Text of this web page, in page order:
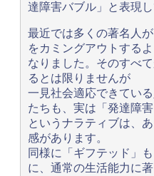
達障害バブル」と表現し
最近では多くの著名人
をカミングアウトする
なりました。そのすべ
るとは限りませんが
一見社会適応できてい
たちも、実は「発達障
というナラティブは、
感があります。
同様に「ギフテッド」
に、通常の生活能力に著